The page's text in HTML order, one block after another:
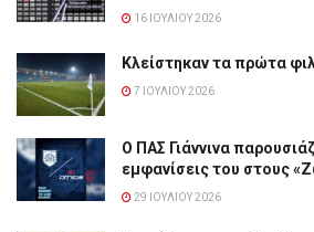
16 ΙΟΥΛΊΟΥ 2026
Κλείστηκαν τα πρώτα
7 ΙΟΥΛΊΟΥ 2026
Ο ΠΑΣ Γιάννινα
εμφανίσεις του στους
29 ΙΟΥΛΊΟΥ 2026